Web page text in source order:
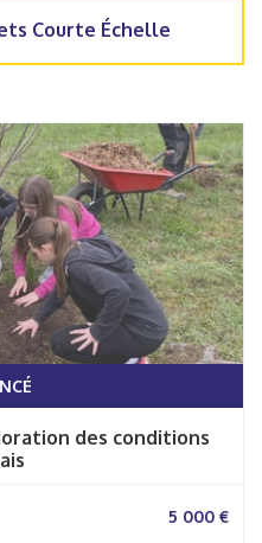
Courte Échelle
des conditions
5 000 €